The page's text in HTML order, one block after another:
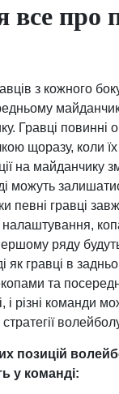
все про
з кожного
Гравці повинні
щоразу, коли
на майданчику
можуть
певні гравці
налаштування,
ряду
як гравці в
та
і різні команди
позицій
у команді: